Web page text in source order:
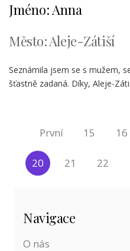
Jméno: Anna
Město: Aleje-Zátiší
Seznámila jsem se s mužem,
šťastně zadaná. Díky, Aleje-
První 15 16
20 21 22
Navigace
O nás